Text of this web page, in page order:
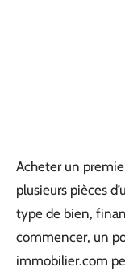
Acheter un
plusieurs pièces
type de bien,
commencer, un
immobilier.com